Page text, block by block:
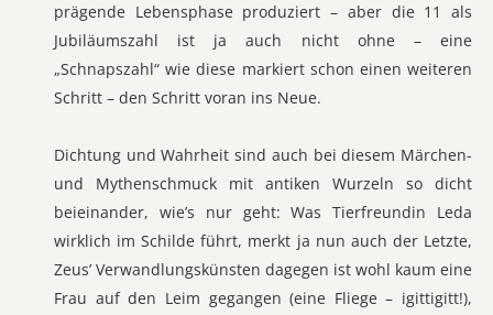
prägende Lebensphase produziert – aber die 11 als
Jubiläumszahl ist ja auch nicht ohne – eine
„Schnapszahl“ wie diese markiert schon einen weiteren
Schritt – den Schritt voran ins Neue.
Dichtung und Wahrheit sind auch bei diesem Märchen-
und Mythenschmuck mit antiken Wurzeln so dicht
beieinander, wie’s nur geht: Was Tierfreundin Leda
wirklich im Schilde führt, merkt ja nun auch der Letzte,
Zeus’ Verwandlungskünsten dagegen ist wohl kaum eine
Frau auf den Leim gegangen (eine Fliege – igittigitt!),